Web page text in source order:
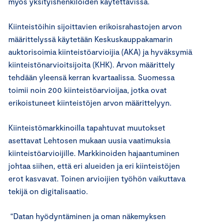
Kiinteistöihin sijoittavien erikoisrahastojen arvon
määrittelyssä käytetään Keskuskauppakamarin
auktorisoimia kiinteistöarvioijia (AKA) ja hyväksymiä
kiinteistönarvioitsijoita (KHK). Arvon määrittely
tehdään yleensä kerran kvartaalissa. Suomessa
toimii noin 200 kiinteistöarvioijaa, jotka ovat
erikoistuneet kiinteistöjen arvon määrittelyyn.
Kiinteistömarkkinoilla tapahtuvat muutokset
asettavat Lehtosen mukaan uusia vaatimuksia
kiinteistöarvioijille. Markkinoiden hajaantuminen
johtaa siihen, että eri alueiden ja eri kiinteistöjen
erot kasvavat. Toinen arvioijien työhön vaikuttava
tekijä on digitalisaatio.
“Datan hyödyntäminen ja oman näkemyksen